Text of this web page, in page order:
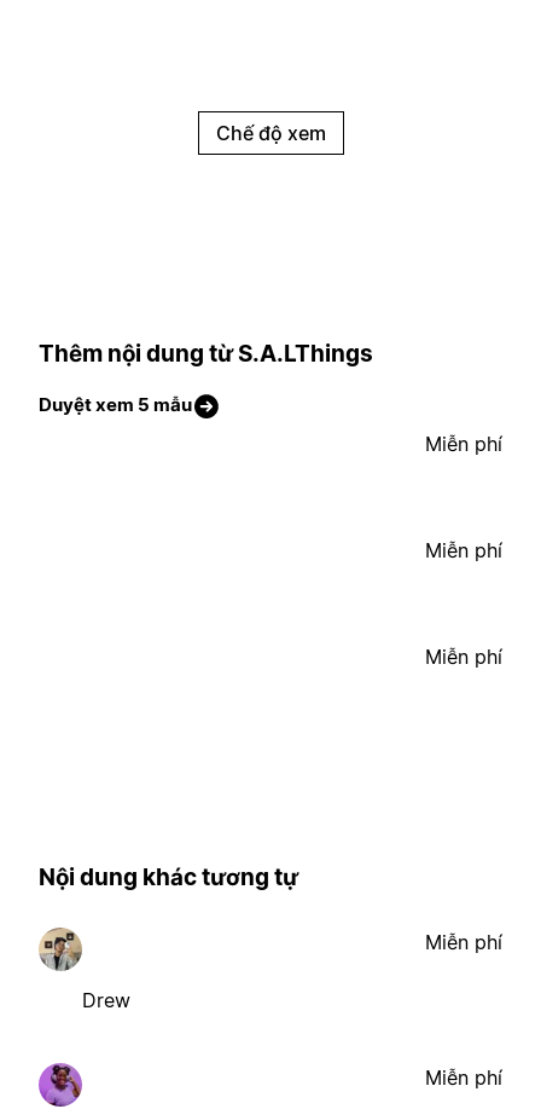
Chế độ xem
Thêm nội dung từ S.A.LThings
Duyệt xem 5 mẫu
Miễn phí
Miễn phí
Miễn phí
Nội dung khác tương tự
Drew
Miễn phí
Miễn phí